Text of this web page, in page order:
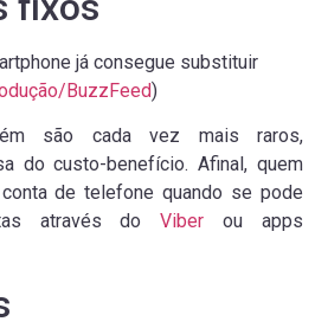
BuzzFeed)
são cada vez mais raros,
do custo-benefício. Afinal, quem
de telefone quando se pode
através doViber ou apps